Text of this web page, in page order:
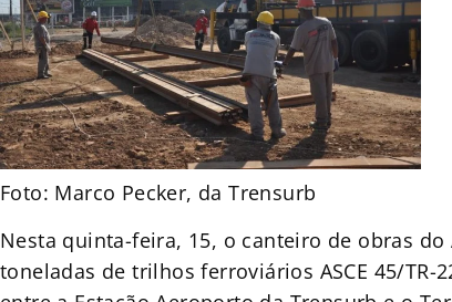
Foto: Marco Pecker, da Trensurb
Nesta quinta-feira, 15, o canteiro de obras do
toneladas de trilhos ferroviários ASCE 45/TR-